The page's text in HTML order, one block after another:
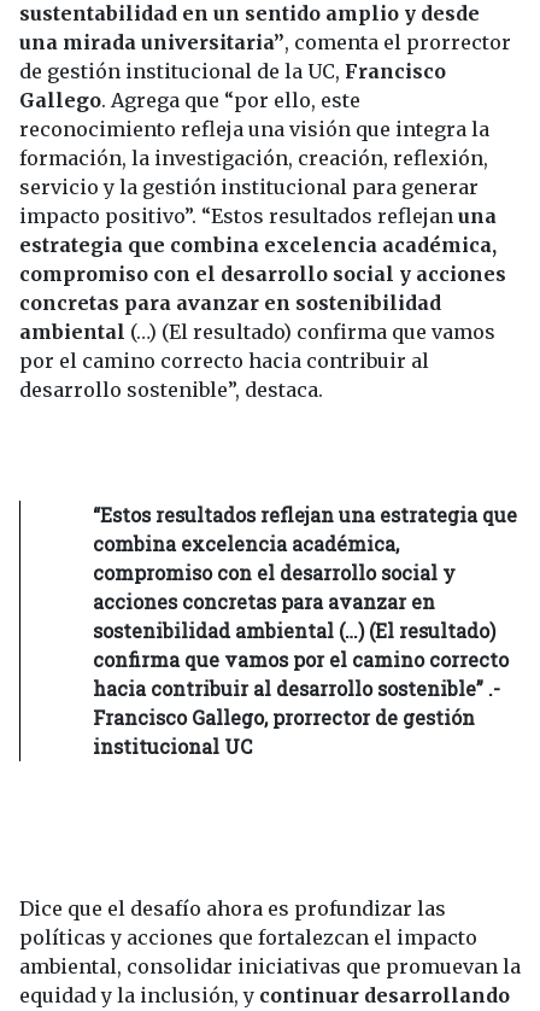
sustentabilidad en un sentido amplio y desde
una mirada universitaria”, comenta el prorrector
de gestión institucional de la UC, Francisco
Gallego. Agrega que “por ello, este
reconocimiento refleja una visión que integra la
formación, la investigación, creación, reflexión,
servicio y la gestión institucional para generar
impacto positivo”. “Estos resultados reflejan una
estrategia que combina excelencia académica,
compromiso con el desarrollo social y acciones
concretas para avanzar en sostenibilidad
ambiental (…) (El resultado) confirma que vamos
por el camino correcto hacia contribuir al
desarrollo sostenible”, destaca.
“Estos resultados reflejan una estrategia que
combina excelencia académica,
compromiso con el desarrollo social y
acciones concretas para avanzar en
sostenibilidad ambiental (…) (El resultado)
confirma que vamos por el camino correcto
hacia contribuir al desarrollo sostenible” .-
Francisco Gallego, prorrector de gestión
institucional UC
Dice que el desafío ahora es profundizar las
políticas y acciones que fortalezcan el impacto
ambiental, consolidar iniciativas que promuevan la
equidad y la inclusión, y continuar desarrollando